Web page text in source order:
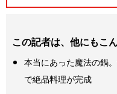
この記者は、他にもこ
本当にあった魔法の鍋
で絶品料理が完成